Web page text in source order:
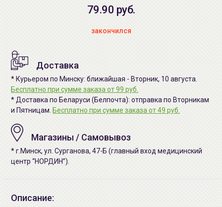
79.90 руб.
закончился
Доставка
* Курьером по Минску: ближайшая - Вторник, 10 августа.
Бесплатно при сумме заказа от 99 руб.
* Доставка по Беларуси (Белпочта): отправка по Вторникам
и Пятницам. Бесплатно при сумме заказа от 49 руб.
Магазины / Самовывоз
* г.Минск, ул. Сурганова, 47-Б (главный вход медицинский
центр “НОРДИН”).
Описание: